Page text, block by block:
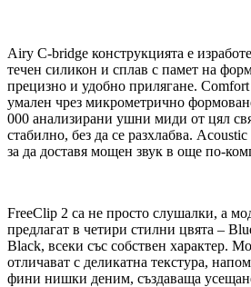
Airy C-bridge конструкцията е
течен силикон и сплав с памет на
прецизно и удобно прилягане. Comfort
умален чрез микрометрично
000 анализирани ушни миди от цял
стабилно, без да се разхлабва.
за да доставя мощен звук в още по-
FreeClip 2 са не просто слушалки, а
предлагат в четири стилни цвята –
Black, всеки със собствен характер.
отличават с деликатна текстура,
фини нишки деним, създаваща